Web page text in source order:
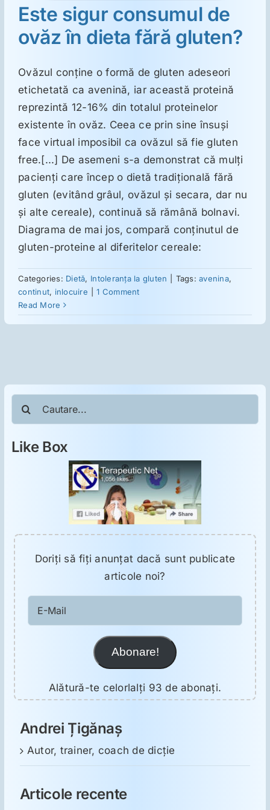
Suplimente
Reumatologie
Ginecologie
Mesajele lui Reichelt
Dietă
LDN
ORL
Oncologie
Antipsihiatrie
Antropologie
Este sigur consumul de
ovăz în dieta fără gluten?
Ovăzul conţine o formă de gluten adeseori
etichetată ca avenină, iar această proteină
reprezintă 12-16% din totalul proteinelor
existente în ovăz. Ceea ce prin sine însuşi
face virtual imposibil ca ovăzul să fie gluten
free.[...] De asemeni s-a demonstrat că mulţi
pacienţi care încep o dietă tradiţională fără
gluten (evitând grâul, ovăzul şi secara, dar nu
şi alte cereale), continuă să rămână bolnavi.
Diagrama de mai jos, compară conţinutul de
gluten-proteine al diferitelor cereale:
Categories: Dietă, Intoleranţa la gluten Tags:avenina,
continut, inlocuire
1 Comment
Read More
Cautare...
Like Box
Doriţi să fiţi anunţat dacă sunt publicate
articole noi?
Mail
Abonare!
Alătură-te celorlalți 93 de abonați.
Andrei Țigănaș
Autor, trainer, coach de dicție
Articole recente